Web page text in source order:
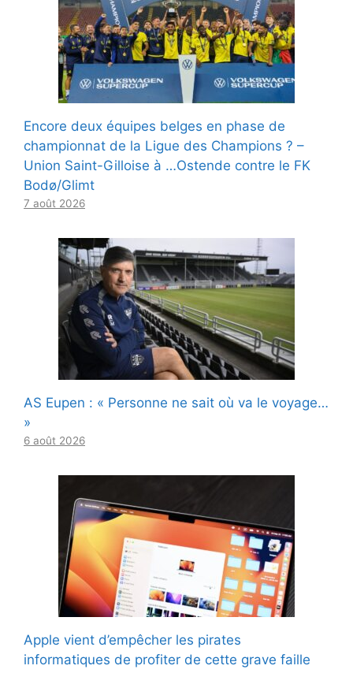
Encore deux équipes belges en phase de
championnat de la Ligue des Champions ? –
Union Saint-Gilloise à …Ostende contre le FK
Bodø/Glimt
7 août 2026
AS Eupen : « Personne ne sait où va le voyage…
»
6 août 2026
Apple vient d’empêcher les pirates
informatiques de profiter de cette grave faille